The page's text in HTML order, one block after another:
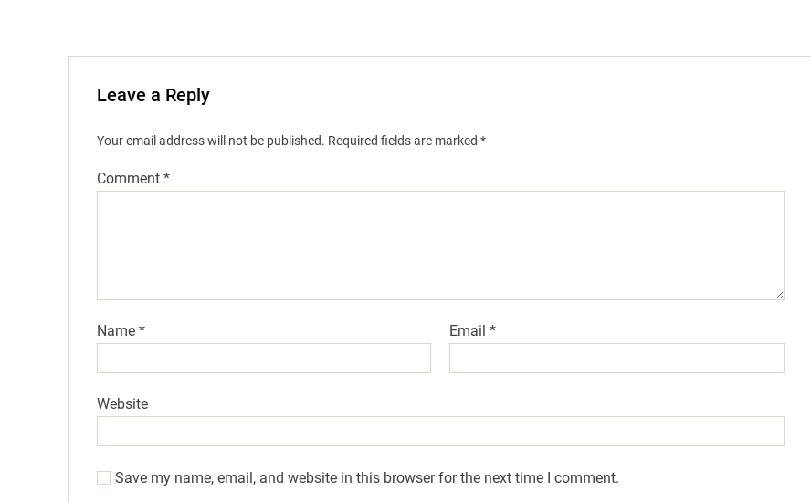
Leave a Reply
Your email address will not be published. Required fields are marked *
Comment *
Name * Email*
Website
Save my name, email, and website in this browser for the next time I comment.